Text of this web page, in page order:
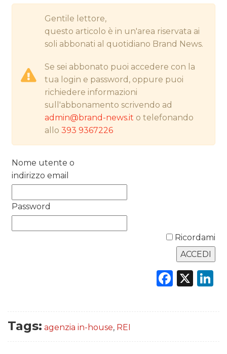
PREVISIONI/SCENARI
NORMATIVE
OPINIONI
Gentile lettore,
questo articolo è in un'area riservata ai
soli abbonati al quotidiano Brand News.
Se sei abbonato puoi accedere con la
tua login e password, oppure puoi
richiedere informazioni
sull'abbonamento scrivendo ad
admin@brand-news.it o telefonando
allo393 9367226
Nome utente o
indirizzo email
Password
Ricordami
X
Tags: agenzia in-house, REI